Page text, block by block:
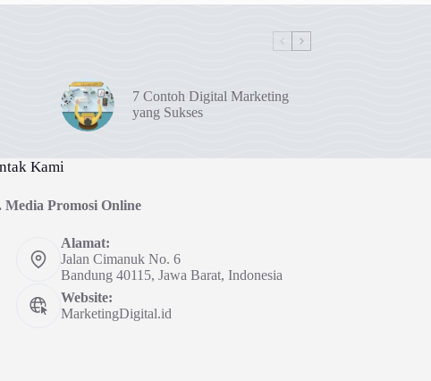
7 Contoh Digital Marketing
yang Sukses
Kami
Media Promosi Online
Alamat:
Jalan Cimanuk No. 6
Bandung 40115, Jawa Barat, Indonesia
Website:
MarketingDigital.id